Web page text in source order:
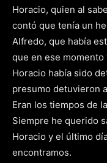
Horacio, quien al
contó que tenía un
Alfredo, que había
que en ese
Horacio había sido
presumo detuvieron
Eran los tiempos de
Siempre he querido
Horacio y el último
encontramos.